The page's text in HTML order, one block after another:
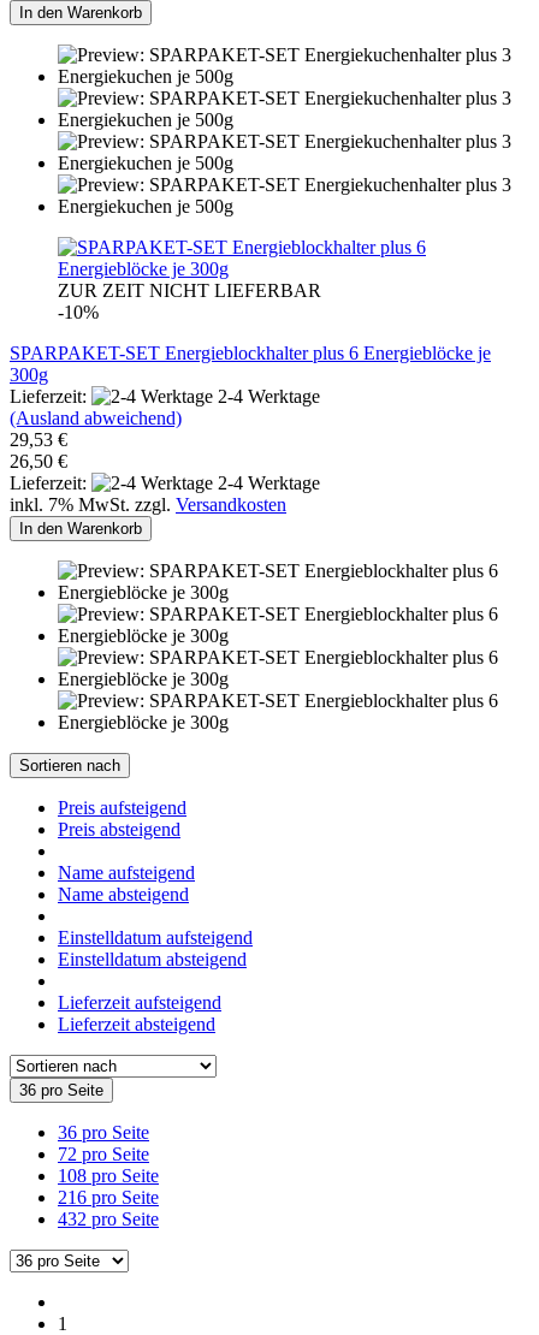
In den Warenkorb
ZUR ZEIT NICHT LIEFERBAR
-10%
SPARPAKET-SET Energieblockhalter plus 6 Energieblöcke je
300g
Lieferzeit:
2-4 Werktage
(Ausland abweichend)
29,53 €
26,50 €
Lieferzeit:
2-4 Werktage
inkl. 7% MwSt. zzgl. Versandkosten
In den Warenkorb
Sortieren nach
Preis aufsteigend
Preis absteigend
Name aufsteigend
Name absteigend
Einstelldatum aufsteigend
Einstelldatum absteigend
Lieferzeit aufsteigend
Lieferzeit absteigend
36 pro Seite
36 pro Seite
72 pro Seite
108 pro Seite
216 pro Seite
432 pro Seite
1